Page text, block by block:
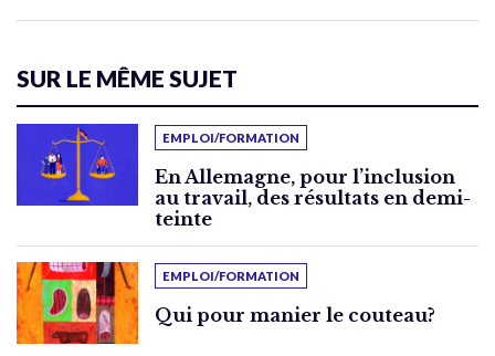
SUR LE MÊME SUJET
EMPLOI/FORMATION
En Allemagne, pour l’inclusion
au travail, des résultats en demi-
teinte
EMPLOI/FORMATION
Qui pour manier le couteau?